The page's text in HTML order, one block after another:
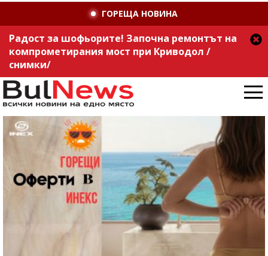
ГОРЕЩА НОВИНА
Радост за шофьорите! Започна ремонтът на
компрометирания мост при Криводол /
снимки/